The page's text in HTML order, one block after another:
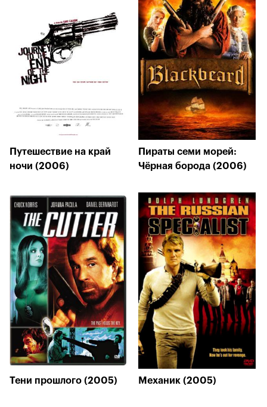
Путешествие на край
ночи (2006)
Пираты семи морей:
Чёрная борода (2006)
Тени прошлого (2005) Механик (2005)